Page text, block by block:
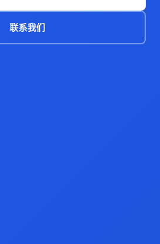
联系我们